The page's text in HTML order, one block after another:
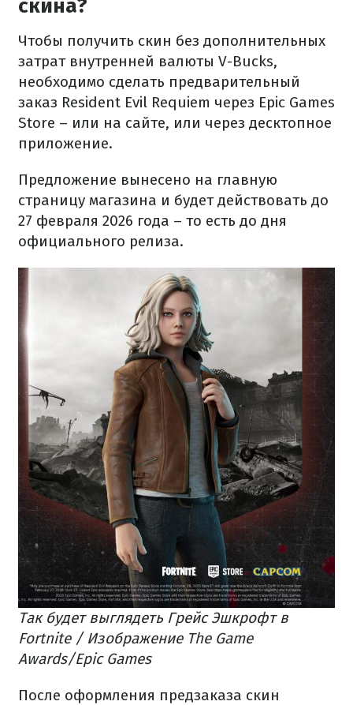
скина?
Чтобы получить скин без дополнительных
затрат внутренней валюты V-Bucks,
необходимо сделать предварительный
заказ Resident Evil Requiem через Epic Games
Store – или на сайте, или через десктопное
приложение.
Предложение вынесено на главную
страницу магазина и будет действовать до
27 февраля 2026 года – то есть до дня
официального релиза.
Так будет выглядеть Грейс Эшкрофт в
Fortnite / Изображение The Game
Awards/Epic Games
После оформления предзаказа скин